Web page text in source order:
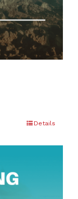
Details